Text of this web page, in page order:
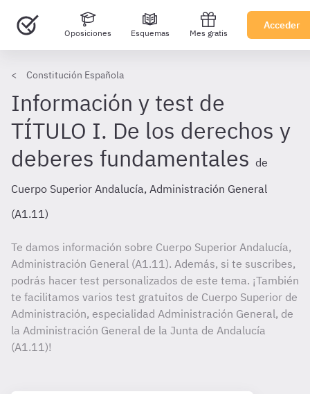
Oposiciones Esquemas Mes gratis
Acceder
Constitución Española
Información y test de
TÍTULO I. De los derechos y
deberes fundamentales de
Cuerpo Superior Andalucía, Administración General
(A1.11)
Te damos información sobre Cuerpo Superior Andalucía,
Administración General (A1.11). Además, si te suscribes,
podrás hacer test personalizados de este tema. ¡También
te facilitamos varios test gratuitos de Cuerpo Superior de
Administración, especialidad Administración General, de
la Administración General de la Junta de Andalucía
(A1.11)!